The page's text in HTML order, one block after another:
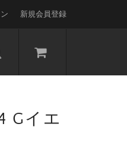
新規会員登録
Gイエ